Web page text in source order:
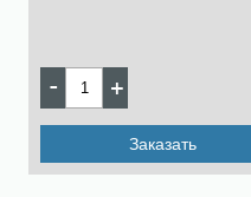
Заказать